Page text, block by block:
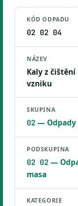
KÓD ODPADU
02 02 04
NÁZEV
Kaly z
vzniku
SKUPINA
02— Odpady
PODSKUPINA
02 02—
masa
KATEGORIE